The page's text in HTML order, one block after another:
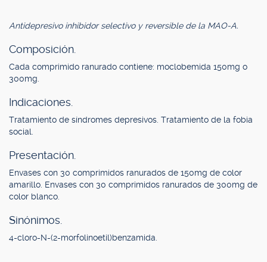
Antidepresivo inhibidor selectivo y reversible de la MAO-A.
Composición.
Cada comprimido ranurado contiene: moclobemida 150mg o
300mg.
Indicaciones.
Tratamiento de síndromes depresivos. Tratamiento de la fobia
social.
Presentación.
Envases con 30 comprimidos ranurados de 150mg de color
amarillo. Envases con 30 comprimidos ranurados de 300mg de
color blanco.
Sinónimos.
4-cloro-N-(2-morfolinoetil)benzamida.